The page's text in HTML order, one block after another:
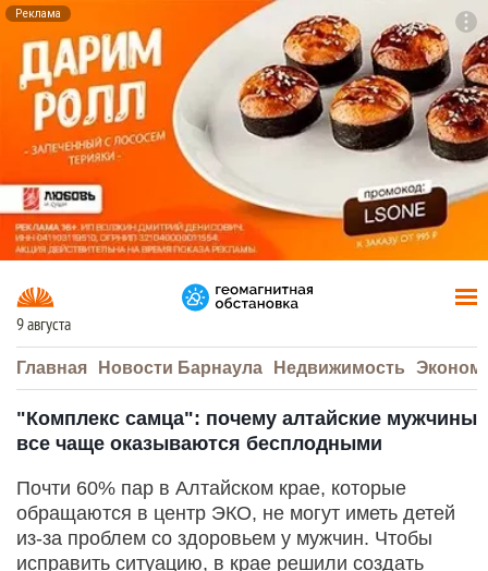
Реклама
9 августа
Главная Новости Барнаула Недвижимость
"Комплекс самца": почему алтайские мужчины
все чаще оказываются бесплодными
Почти 60% пар в Алтайском крае, которые
обращаются в центр ЭКО, не могут иметь детей
из-за проблем со здоровьем у мужчин. Чтобы
исправить ситуацию, в крае решили создать